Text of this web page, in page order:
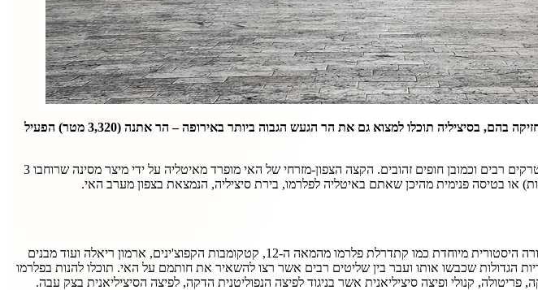
סיציליה הוא האי הגדול ביותר בים התיכון, וגם המחוז הגדול ביותר באיטליה, ואלו לא השיאים היחידים שסיציליה מחזיקה בהם, בסיציליה תוכלו למצוא גם את הר הגעש הגבוה ביותר באירופה – הר אתנה (3,320 מטר) הפעיל
הוא אי שלתושביו אופי מיוחד שהם מתגאים בו מאוד, אוכל נפלא, מקומות בילוי רבים, היסטוריה מעניינת, טרקים רבים וכמובן חופים זהובים. הקצה הצפון-מזרחי של האי מופרד מאיטליה על ידי מיצר מסינה שרוחבו 3
פלרמו היא עיר מלאה בהיסטוריה עם מרכז עתיק אשר קיבל את השם "קונכיית הזהב", ובו תוכלו למצוא ארכיטקטורה היסטורית מיוחדת כמו קתדרלת פלרמו מהמאה ה-12, קטקומבות הקפוצ'ינים, ארמון ריאלה ועוד מבנים
הגדולות שכבשו אותו ועבר בין שליטים רבים אשר רצו להשאיר את חותמם על האי. תוכלו להנות בפלרמו
קנולי ופיצה סיציליאנית אשר בניגוד לפיצה הנפוליטנית הדקה, לפיצה הסיציליאנית בצק עבה.